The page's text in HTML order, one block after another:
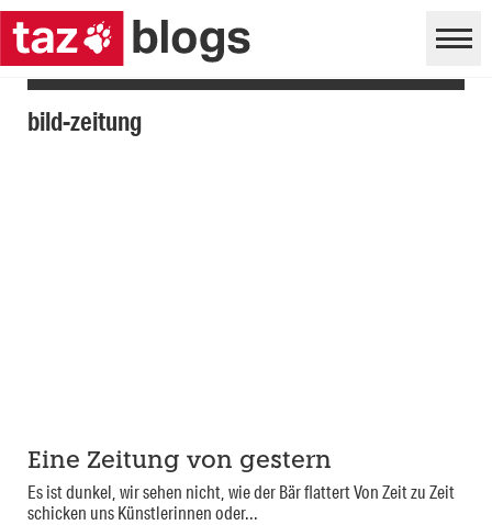
bild-zeitung
Eine Zeitung von gestern
Es ist dunkel, wir sehen nicht, wie der Bär flattert Von Zeit zu Zeit
schicken uns Künstlerinnen oder...